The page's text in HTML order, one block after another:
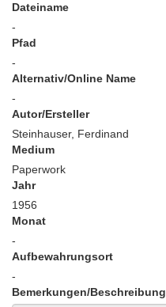
Dateiname
-
Pfad
-
Alternativ/Online Name
-
Autor/Ersteller
Steinhauser, Ferdinand
Medium
Paperwork
Jahr
1956
Monat
-
Aufbewahrungsort
-
Bemerkungen/Beschreibung